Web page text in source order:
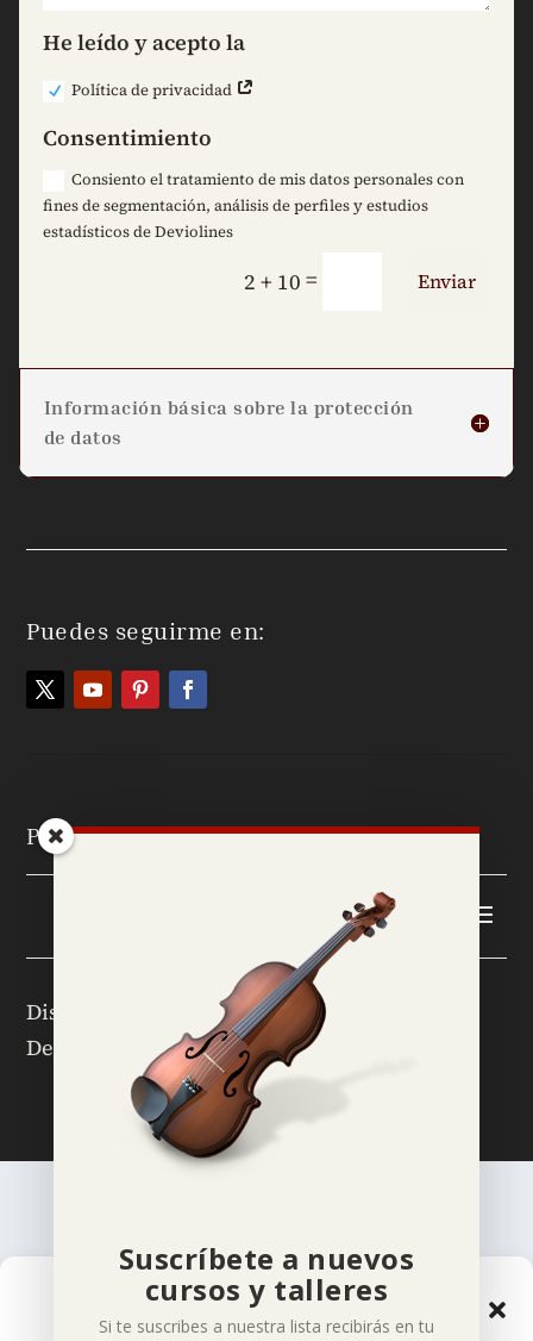
Gestionar el Consentimiento
de las Cookies
He leído y acepto la
Política de privacidad
Consentimiento
Consiento el tratamiento de mis datos personales con
fines de segmentación, análisis de perfiles y estudios
estadísticos de Deviolines
2 + 10 = Enviar
Información básica sobre la protección
de datos
Puedes seguirme en:
Páginas Legales
Diseñado por Jesús Fernández © 2024
Desarrollado porMensaje
Suscríbete a nuevos
cursos y talleres
Si te suscribes a nuestra lista recibirás en tu